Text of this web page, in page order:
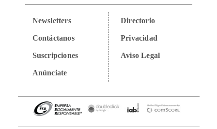
Newsletters
Contáctanos
Suscripciones
Anúnciate
Directorio
Privacidad
Aviso Legal